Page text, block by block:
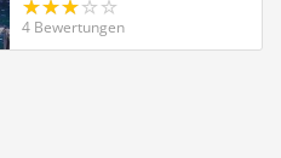
4 Bewertungen